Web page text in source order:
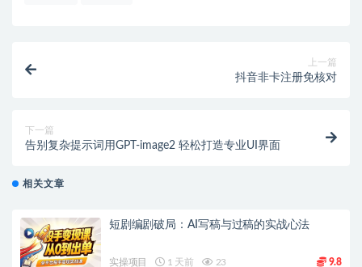
上一篇
抖音非卡注册免核对
下一篇
告别复杂提示词用GPT-image2 轻松打造专业UI界面
相关文章
短剧编剧破局：AI写稿与过稿的实战心法
实操项目 1 天前 23 9.8